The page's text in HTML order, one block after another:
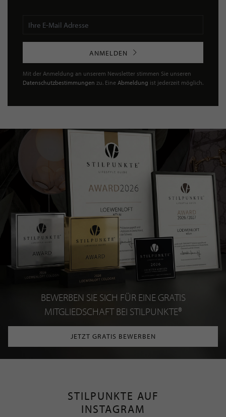
ANMELDEN
Mit der Anmeldung an unserem Newsletter stimmen Sie unseren
Datenschutzbestimmungen zu. Eine Abmeldung ist jederzeit möglich.
BEWERBEN SIE SICH FÜR EINE GRATIS
MITGLIEDSCHAFT BEI STILPUNKTE®
JETZT GRATIS BEWERBEN
STILPUNKTE AUF
INSTAGRAM